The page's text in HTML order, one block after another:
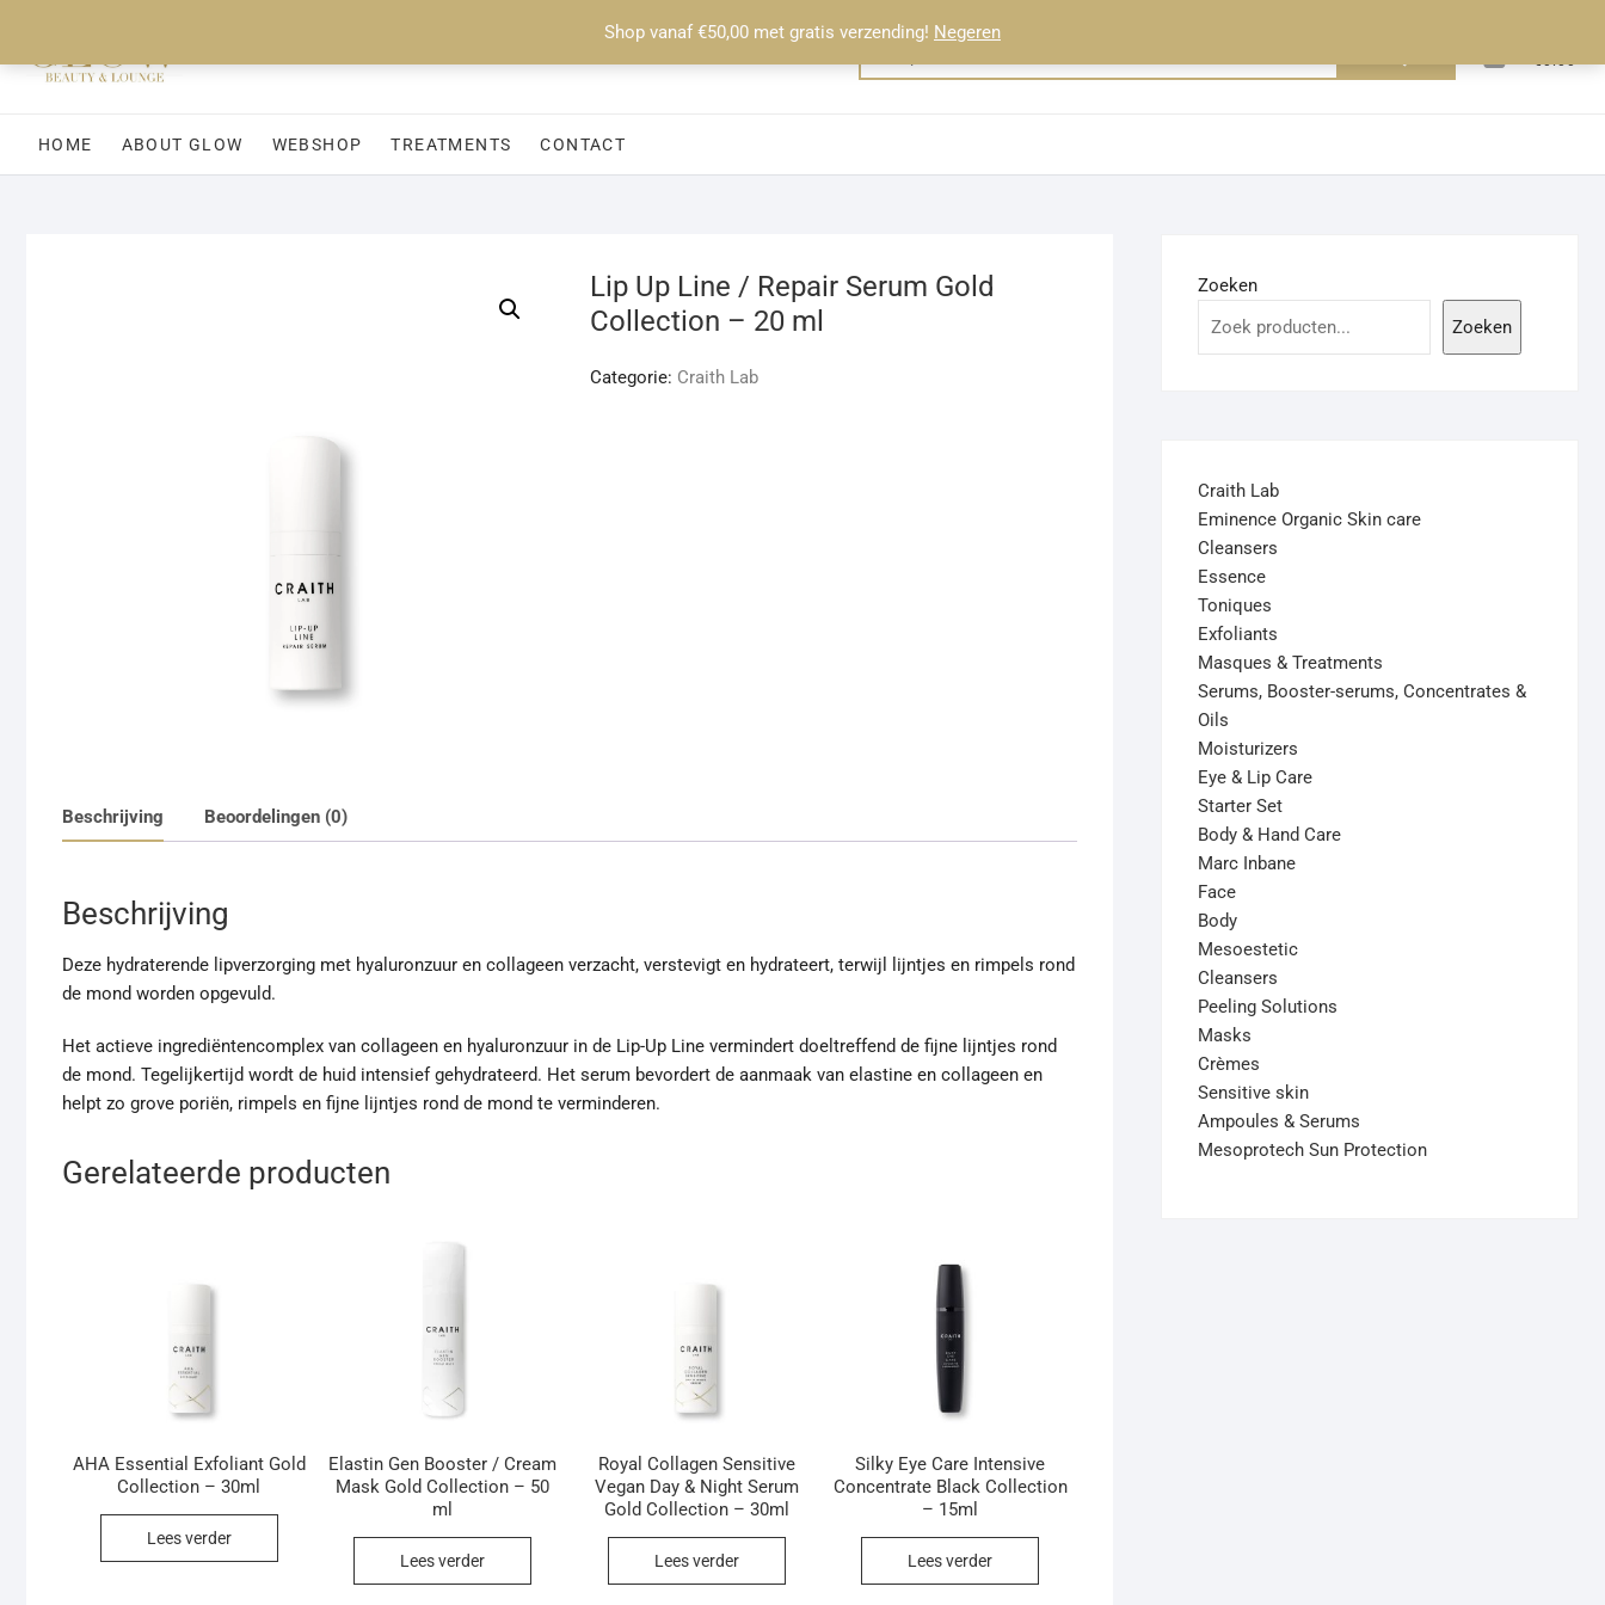
Shop vanaf €50,00 met gratis verzending! Negeren
de
€0.00
HOME ABOUT GLOW WEBSHOP TREATMENTS CONTACT
Lip Up Line / Repair Serum Gold
Collection – 20 ml
Categorie: Craith Lab
Beschrijving Beoordelingen (0)
Beschrijving
Deze hydraterende lipverzorging met hyaluronzuur en collageen verzacht, verstevigt en hydrateert, terwijl lijntjes en rimpels rond
de mond worden opgevuld.
Het actieve ingrediëntencomplex van collageen en hyaluronzuur in de Lip-Up Line vermindert doeltreffend de fijne lijntjes rond
de mond. Tegelijkertijd wordt de huid intensief gehydrateerd. Het serum bevordert de aanmaak van elastine en collageen en
helpt zo grove poriën, rimpels en fijne lijntjes rond de mond te verminderen.
Gerelateerde producten
AHA Essential Exfoliant Gold
Collection – 30ml
Lees verder
Elastin Gen Booster / Cream
Mask Gold Collection – 50
ml
Lees verder
Royal Collagen Sensitive
Vegan Day & Night Serum
Gold Collection – 30ml
Lees verder
Silky Eye Care Intensive
Concentrate Black Collection
– 15ml
Lees verder
Zoeken
Zoeken
Craith Lab
Eminence Organic Skin care
Cleansers
Essence
Toniques
Exfoliants
Masques & Treatments
Serums, Booster-serums, Concentrates &
Oils
Moisturizers
Eye & Lip Care
Starter Set
Body & Hand Care
Marc Inbane
Face
Body
Mesoestetic
Cleansers
Peeling Solutions
Masks
Crèmes
Sensitive skin
Ampoules & Serums
Mesoprotech Sun Protection